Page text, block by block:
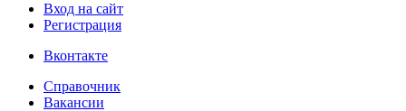
Вход на сайт
Регистрация
Вконтакте
Справочник
Вакансии